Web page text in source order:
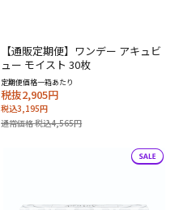
【通販定期便】ワンデー アキュビ
ュー モイスト 30枚
定期便価格一箱あたり
税抜2,905円
税込3,195円
通常価格 税込4,565円